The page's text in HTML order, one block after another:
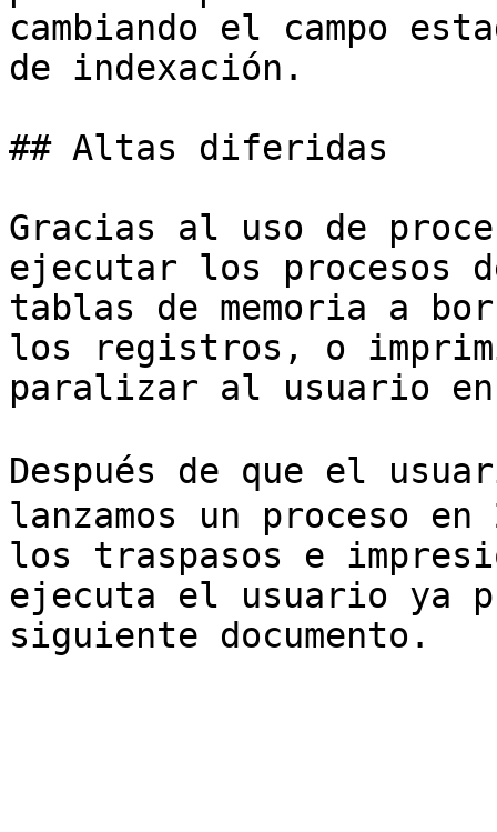
cambiando el campo
de indexación.
## Altas diferidas
Gracias al uso de
ejecutar los procesos
tablas de memoria a
los registros, o
paralizar al usuario
Después de que el
lanzamos un proceso
los traspasos e
ejecuta el usuario ya